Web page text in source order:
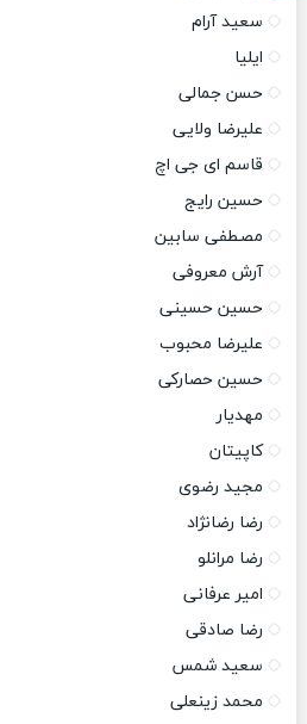
سعید آرام
ایلیا
حسن جمالی
علیرضا ولایی
قاسم ای جی اچ
حسین رایج
مصطفی سابین
آرش معروفی
حسین حسینی
علیرضا محبوب
حسین حصارکی
مهدیار
کاپیتان
مجید رضوی
رضا رضانژاد
رضا مرانلو
امیر عرفانی
رضا صادقی
سعید شمس
محمد زینعلی